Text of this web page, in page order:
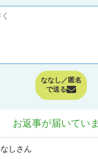
ななし／匿名
で送る
お返事が届いてい
しさん